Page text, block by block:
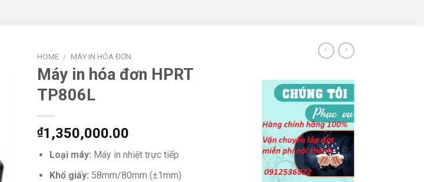
HOME / MÁY IN HÓA ĐƠN
Máy in hóa đơn HPRT
TP806L
₫1,350,000.00
Loại máy: Máy in nhiệt trực tiếp
Khổ giấy: 58mm/80mm (±1mm)